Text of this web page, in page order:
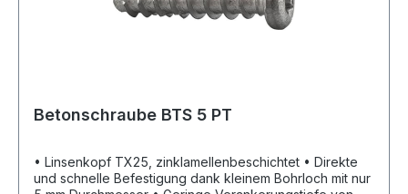
Betonschraube BTS 5 PT
• Linsenkopf TX25, zinklamellenbeschichtet • Direkte
und schnelle Befestigung dank kleinem Bohrloch mit nur